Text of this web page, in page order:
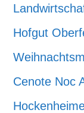
Hofgut
Cenote Noc